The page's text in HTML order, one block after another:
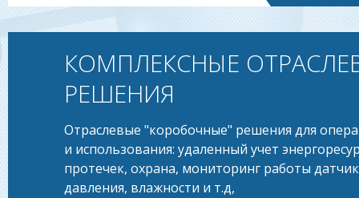
КОМПЛЕКСНЫЕ
РЕШЕНИЯ
Отраслевые "коробочные" решения для
и использования: удаленный учет
протечек, охрана, мониторинг работы
давления, влажности и т.д,